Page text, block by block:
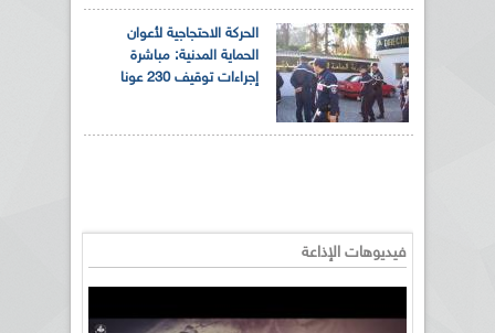
الحركة الاحتجاجية لأعوان
الحماية المدنية: مباشرة
إجراءات توقيف 230 عونا
فيديوهات الإذاعة